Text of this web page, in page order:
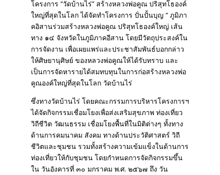
โครงการ “วัดบ้านไร่” สร้างหลวงพ่อคูณ ปริสุทโธองค์
ใหญ่ที่สุดในโลก ได้จัดทําโครงการ ปั่นปั้นบุญ “ ภูมิภา
คอิสานร่วมสร้างหลวงพ่อคูณ ปริสุทโธองค์ใหญ่ เส้น
ทาง ๑๔ จังหวัดในภูมิภาคอีสาน โดยมีวัตถุประสงค์ใน
การจัดงาน เพื่อเผยแพร่และประชาสัมพันธ์บอกกล่าว
ให้ศิษยานุศิษย์ ของหลวงพ่อคูณให้ได้รับทราบ และ
เป็นการจัดหารายได้สมทบทุนในการก่อสร้างหลวงพ่อ
คูณองค์ใหญ่ที่สุดในโลก วัดบ้านไร่
ซึ่งทางวัดบ้านไร่ โดยคณะกรรมการบริหารโครงการฯ
ได้จัดกิจกรรมเชื่อมโยงเพื่อส่งเสริมสุขภาพ ท่องเที่ยว
วิถีชีวิต วัฒนธรรม เชื่อมโยงพื้นที่ในมิติต่างๆ ทั้งทาง
ด้านการคมนาคม สังคม ทางด้านประวัติศาสตร์ วิถี
ชีวิตและชุมชน รวมทั้งสร้างความเข้มแข็งในด้านการ
ท่องเที่ยวให้กับชุมชน โดยกําหนดการจัดกิจกรรมขึ้น
ใน วันอังคารที่ ๓๐ มกราคม พ.ศ. ๒๕๖๗ ถึง วัน